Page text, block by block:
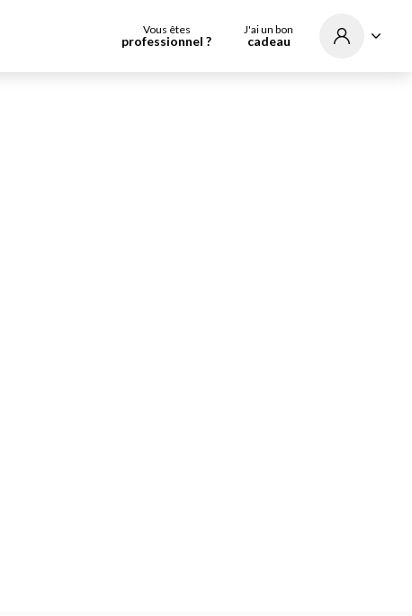
Vous êtes
professionnel ?
J'ai un bon
cadeau